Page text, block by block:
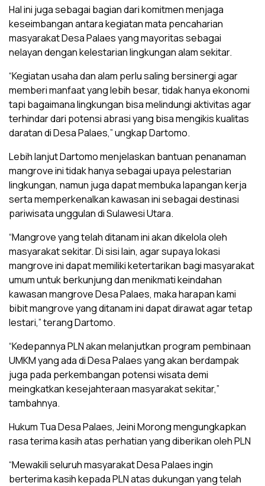
Hal ini juga sebagai bagian dari komitmen menjaga
keseimbangan antara kegiatan mata pencaharian
masyarakat Desa Palaes yang mayoritas sebagai
nelayan dengan kelestarian lingkungan alam sekitar.
“Kegiatan usaha dan alam perlu saling bersinergi agar
memberi manfaat yang lebih besar, tidak hanya ekonomi
tapi bagaimana lingkungan bisa melindungi aktivitas agar
terhindar dari potensi abrasi yang bisa mengikis kualitas
daratan di Desa Palaes,” ungkap Dartomo.
Lebih lanjut Dartomo menjelaskan bantuan penanaman
mangrove ini tidak hanya sebagai upaya pelestarian
lingkungan, namun juga dapat membuka lapangan kerja
serta memperkenalkan kawasan ini sebagai destinasi
pariwisata unggulan di Sulawesi Utara.
“Mangrove yang telah ditanam ini akan dikelola oleh
masyarakat sekitar. Di sisi lain, agar supaya lokasi
mangrove ini dapat memiliki ketertarikan bagi masyarakat
umum untuk berkunjung dan menikmati keindahan
kawasan mangrove Desa Palaes, maka harapan kami
bibit mangrove yang ditanam ini dapat dirawat agar tetap
lestari,” terang Dartomo.
“Kedepannya PLN akan melanjutkan program pembinaan
UMKM yang ada di Desa Palaes yang akan berdampak
juga pada perkembangan potensi wisata demi
meingkatkan kesejahteraan masyarakat sekitar,”
tambahnya.
Hukum Tua Desa Palaes, Jeini Morong mengungkapkan
rasa terima kasih atas perhatian yang diberikan oleh PLN
“Mewakili seluruh masyarakat Desa Palaes ingin
berterima kasih kepada PLN atas dukungan yang telah